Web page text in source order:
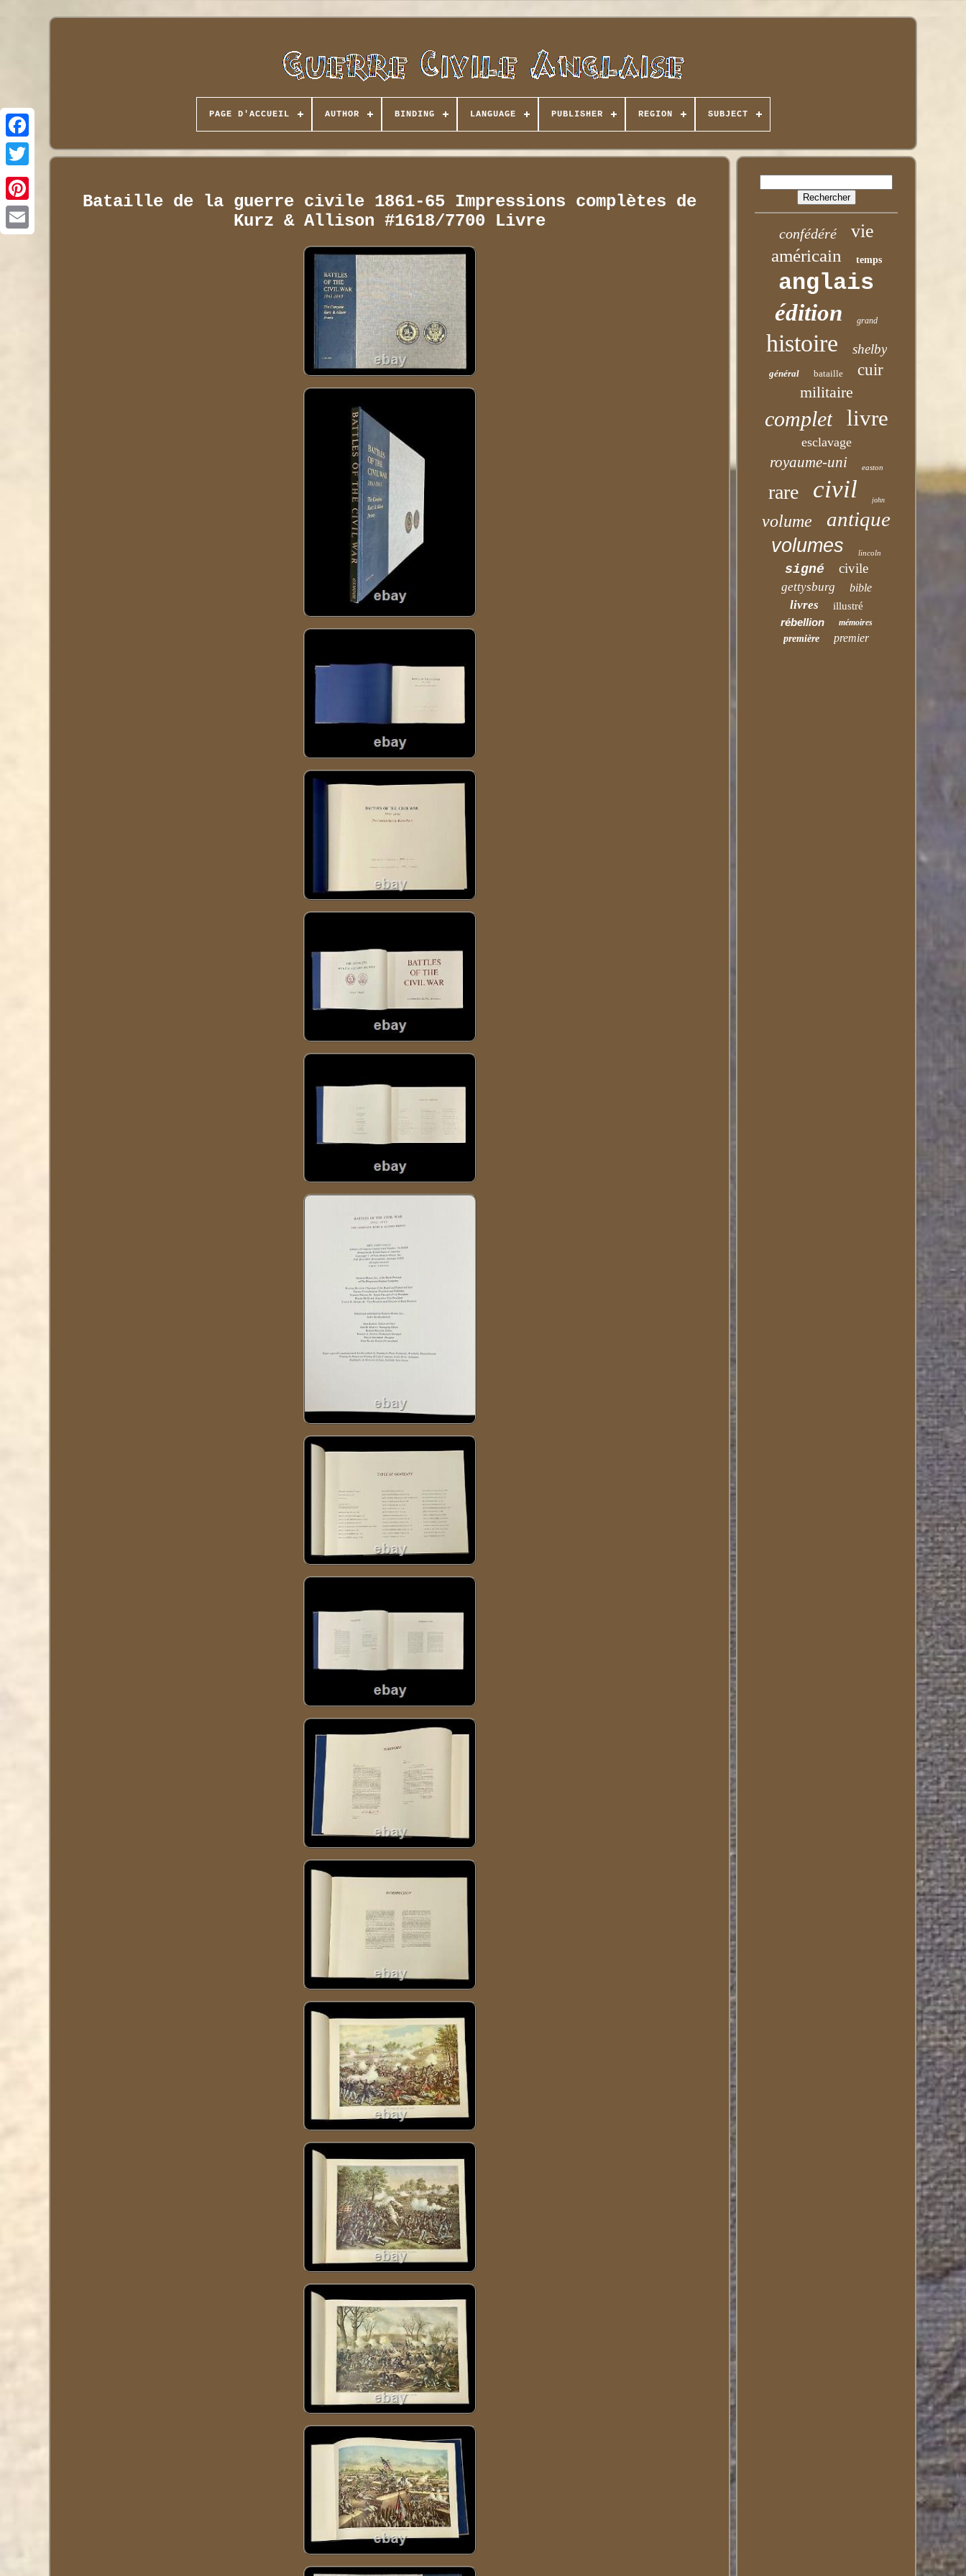
PAGE D'ACCUEIL AUTHOR BINDING LANGUAGE PUBLISHER REGION SUBJECT
Bataille de la guerre civile 1861-65 Impressions complètes de
Kurz & Allison #1618/7700 Livre
confédéré vie
américain temps
anglais
édition grand
histoire shelby
général bataille
cuir
militaire
complet livre
esclavage
royaume-uni easton
rare civil john
volume antique
volumes lincoln
signé civile
gettysburg bible
livres illustré
rébellion mémoires
première premier